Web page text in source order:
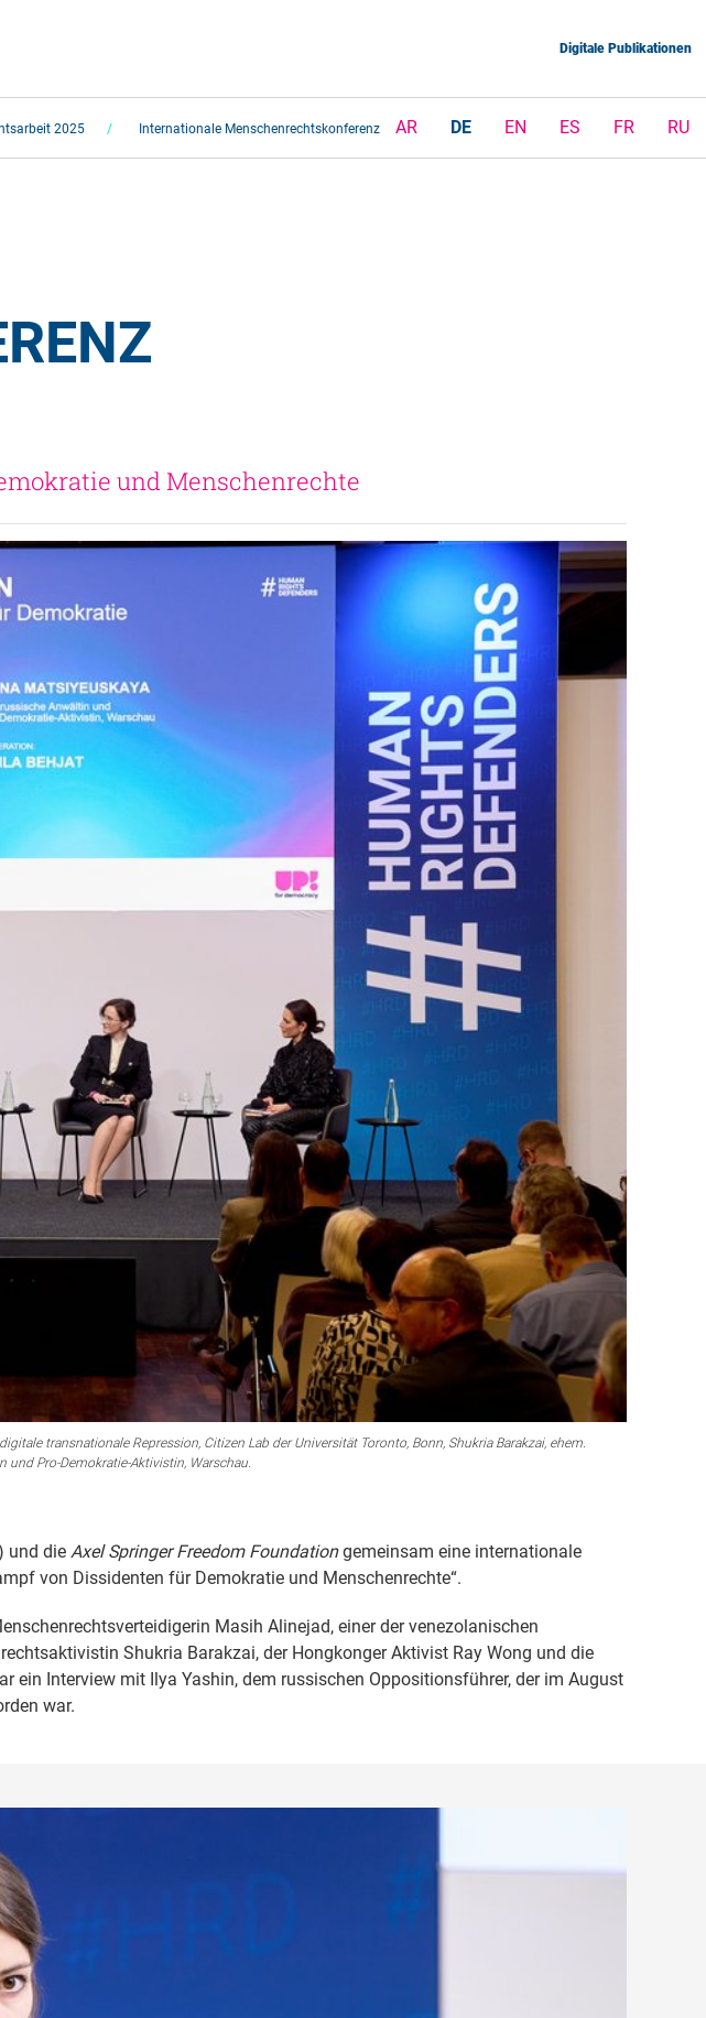
Digitale Publikationen
2025 Internationale Menschenrechtskonferenz AR DE EN ES FR RU
und Menschenrechte
transnationale Repression, Citizen Lab der Universität Toronto, Bonn, Shukria Barakzai, ehem.
und Pro-Demokratie-Aktivistin, Warschau.
und die Axel Springer Freedom Foundationgemeinsam eine internationale
von Dissidenten für Demokratie und Menschenrechte“.
Masih Alinejad, einer der venezolanischen
Shukria Barakzai, der Hongkonger Aktivist Ray Wong und die
ein Interview mit Ilya Yashin, dem russischen Oppositionsführer, der im August
war.